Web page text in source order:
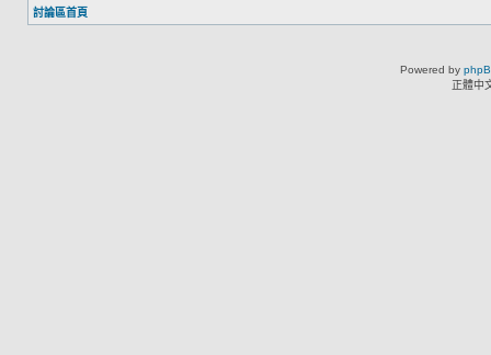
討論區首頁
Powered by
正體中